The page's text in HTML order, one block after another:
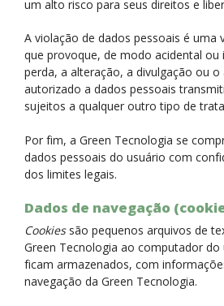
um alto risco para seus direitos e
A violação de dados pessoais é uma
que provoque, de modo acidental ou
perda, a alteração, a divulgação ou o
autorizado a dados pessoais
sujeitos a qualquer outro tipo de
Por fim, a Green Tecnologia se
dados pessoais do usuário com
dos limites legais.
Dados de navegação
Cookies são pequenos arquivos de
Green Tecnologia ao computador do
ficam armazenados, com
navegação da Green Tecnologia.